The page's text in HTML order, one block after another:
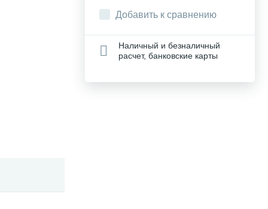
Добавить к сравнению
Наличный и безналичный
расчет, банковские карты